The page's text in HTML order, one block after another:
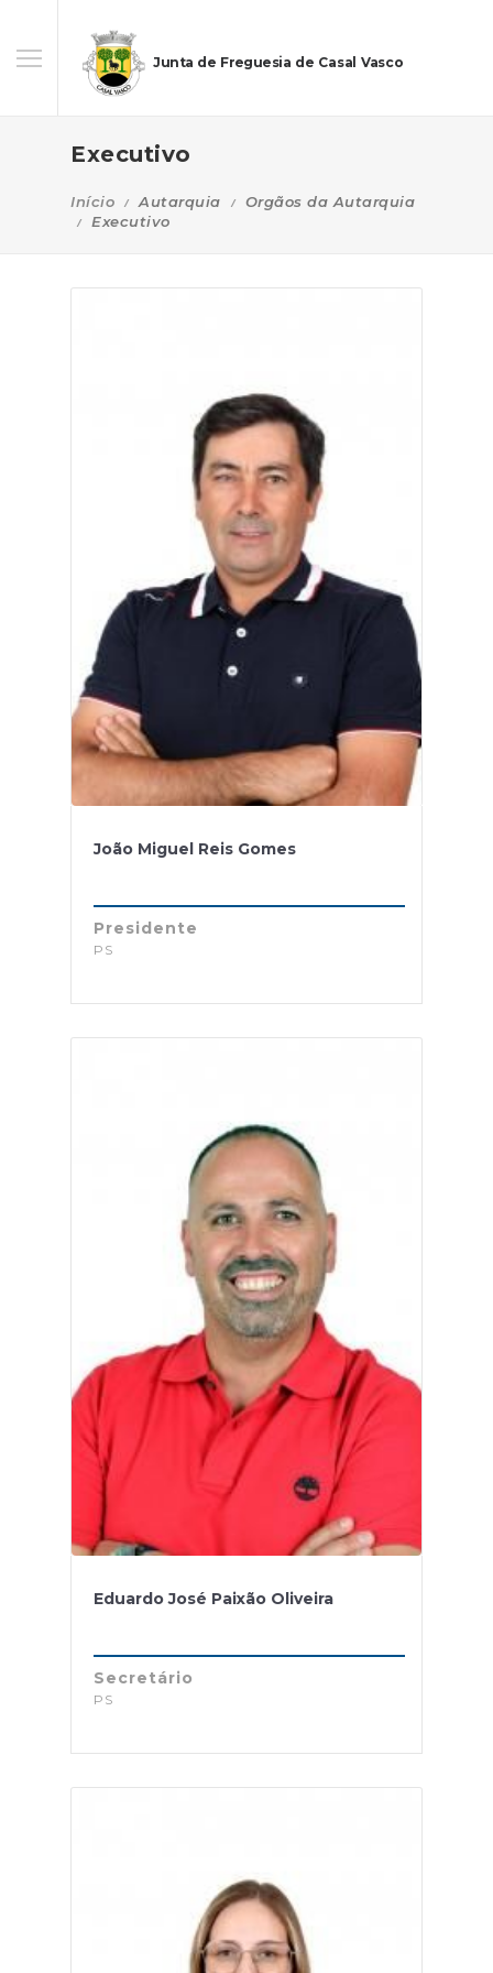
Junta de Freguesia de Casal Vasco
Executivo
Início Autarquia
Orgãos da Autarquia
Executivo
João Miguel Reis Gomes
Presidente
PS
Eduardo José Paixão Oliveira
Secretário
PS